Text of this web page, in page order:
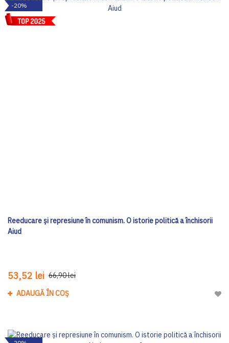
-20%
Reeducare și represiune în comunism. O istorie politică a închisorii
Aiud
53,52 lei 66,90 lei
ADAUGĂ ÎN COȘ